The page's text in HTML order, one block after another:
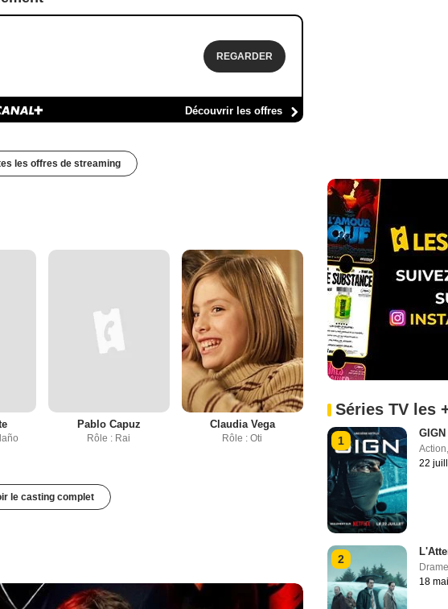
REGARDER
Découvrir les offres
les offres de streaming
Pablo Capuz
Rôle : Rai
Claudia Vega
Rôle : Oti
le casting complet
Séries TV les
1
GIGN
Action,
22
2
Drame
18